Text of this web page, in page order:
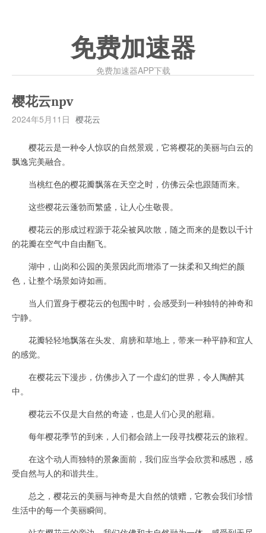
免费加速器
免费加速器APP下载
樱花云npv
2024年5月11日 樱花云
樱花云是一种令人惊叹的自然景观，它将樱花的美丽与白云的
飘逸完美融合。
当桃红色的樱花瓣飘落在天空之时，仿佛云朵也跟随而来。
这些樱花云蓬勃而繁盛，让人心生敬畏。
樱花云的形成过程源于花朵被风吹散，随之而来的是数以千计
的花瓣在空气中自由翻飞。
湖中，山岗和公园的美景因此而增添了一抹柔和又绚烂的颜
色，让整个场景如诗如画。
当人们置身于樱花云的包围中时，会感受到一种独特的神奇和
宁静。
花瓣轻轻地飘落在头发、肩膀和草地上，带来一种平静和宜人
的感觉。
在樱花云下漫步，仿佛步入了一个虚幻的世界，令人陶醉其
中。
樱花云不仅是大自然的奇迹，也是人们心灵的慰藉。
每年樱花季节的到来，人们都会踏上一段寻找樱花云的旅程。
在这个动人而独特的景象面前，我们应当学会欣赏和感恩，感
受自然与人的和谐共生。
总之，樱花云的美丽与神奇是大自然的馈赠，它教会我们珍惜
生活中的每一个美丽瞬间。